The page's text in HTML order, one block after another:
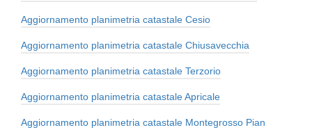
Aggiornamento planimetria catastale Cesio
Aggiornamento planimetria catastale Chiusavecchia
Aggiornamento planimetria catastale Terzorio
Aggiornamento planimetria catastale Apricale
Aggiornamento planimetria catastale Montegrosso Pian